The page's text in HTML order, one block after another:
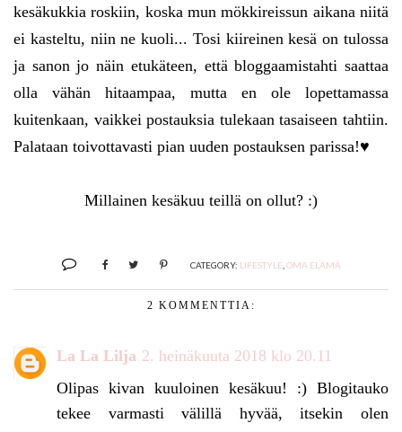
kesäkukkia roskiin, koska mun mökkireissun aikana niitä
ei kasteltu, niin ne kuoli... Tosi kiireinen kesä on tulossa
ja sanon jo näin etukäteen, että bloggaamistahti saattaa
olla vähän hitaampaa, mutta en ole lopettamassa
kuitenkaan, vaikkei postauksia tulekaan tasaiseen tahtiin.
Palataan toivottavasti pian uuden postauksen parissa!♥
Millainen kesäkuu teillä on ollut? :)
CATEGORY: LIFESTYLE,OMA ELÄMÄ
2 KOMMENTTIA:
La La Lilja 2. heinäkuuta 2018 klo 20.11
Olipas kivan kuuloinen kesäkuu! :) Blogitauko
tekee varmasti välillä hyvää, itsekin olen